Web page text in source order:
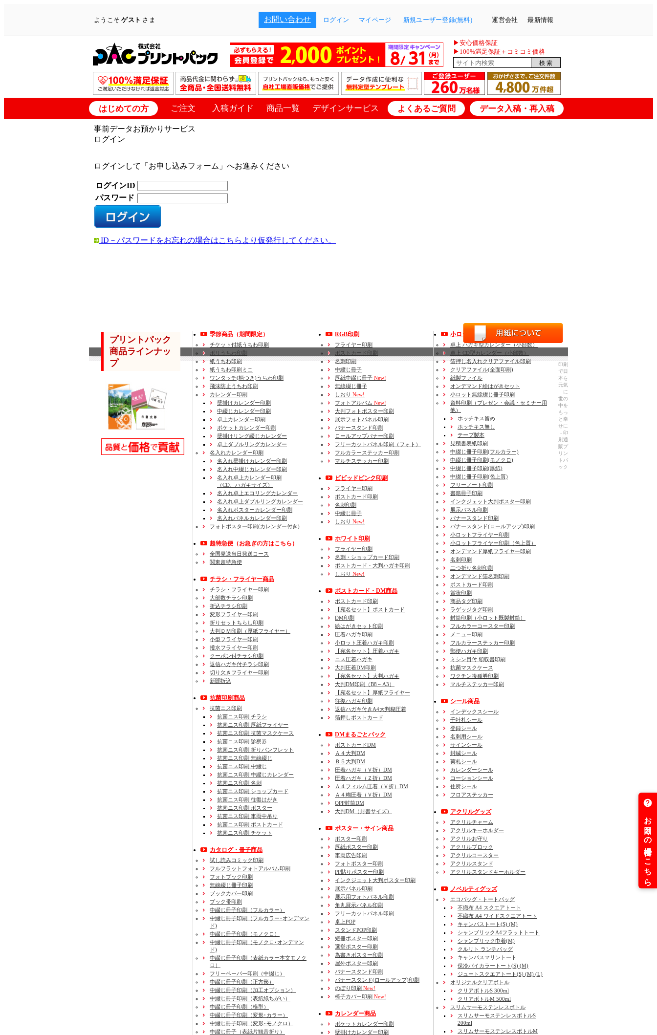
ようこそゲスト さま お問い合わせ ログイン マイページ 新規ユーザー登録(無料) 運営会社 最新情報
▶安心価格保証
▶100%満足保証＋コミコミ価格
はじめての方 ご注文 入稿ガイド 商品一覧 デザインサービス よくあるご質問 データ入稿・再入稿
事前データお預かりサービス
ログイン
ログインして「お申し込みフォーム」へお進みください
ログインID
パスワード
ID－パスワードをお忘れの場合はこちらより仮発行してください。
プリントパック
商品ラインナッ
プ
季節商品（期間限定）
チケット付紙うちわ印刷
ポリうちわ印刷
紙うちわ印刷
紙うちわ印刷ミニ
ワンタッチ(柄つき)うちわ印刷
飛沫防止うちわ印刷
カレンダー印刷
壁掛けカレンダー印刷
中綴じカレンダー印刷
卓上カレンダー印刷
ポケットカレンダー印刷
壁掛けリング綴じカレンダー
卓上ダブルリングカレンダー
名入れカレンダー印刷
名入れ壁掛けカレンダー印刷
名入れ中綴じカレンダー印刷
名入れ卓上カレンダー印刷
（CD、ハガキサイズ）
名入れ卓上エコリングカレンダー
名入れ卓上ダブルリングカレンダー
名入れポスターカレンダー印刷
名入れパネルカレンダー印刷
フォトポスター印刷(カレンダー付き)
超特急便 （お急ぎの方はこちら）
全国発送当日発送コース
関東超特急便
チラシ・フライヤー商品
チラシ・フライヤー印刷
大部数チラシ印刷
折込チラシ印刷
変形フライヤー印刷
折りセットちらし印刷
大判ＤＭ印刷（厚紙フライヤー）
小型フライヤー印刷
撥水フライヤー印刷
クーポン付チラシ印刷
返信ハガキ付チラシ印刷
切り欠きフライヤー印刷
新聞折込
抗菌印刷商品
抗菌ニス印刷
抗菌ニス印刷 チラシ
抗菌ニス印刷 厚紙フライヤー
抗菌ニス印刷 抗菌マスクケース
抗菌ニス印刷 診察券
抗菌ニス印刷 折りパンフレット
抗菌ニス印刷 無線綴じ
抗菌ニス印刷 中綴じ
抗菌ニス印刷 中綴じカレンダー
抗菌ニス印刷 名刺
抗菌ニス印刷 ショップカード
抗菌ニス印刷 往復はがき
抗菌ニス印刷 ポスター
抗菌ニス印刷 車両中吊り
抗菌ニス印刷 ポストカード
抗菌ニス印刷 チケット
カタログ・冊子商品
試し読みコミック印刷
フルフラットフォトアルバム印刷
フォトブック印刷
無線綴じ冊子印刷
ブックカバー印刷
ブック帯印刷
中綴じ冊子印刷（フルカラー）
中綴じ冊子印刷（フルカラー･オンデマン
ド)
中綴じ冊子印刷（モノクロ）
中綴じ冊子印刷（モノクロ･オンデマン
ド)
中綴じ冊子印刷（表紙カラー本文モノク
ロ）
フリーペーパー印刷
（中綴じ）
中綴じ冊子印刷
（正方形）
中綴じ冊子印刷
（加工オプション）
中綴じ冊子印刷
（表紙紙ちがい）
中綴じ冊子印刷
（横型）
中綴じ冊子印刷
（変形･カラー）
中綴じ冊子印刷
（変形･モノクロ）
中綴じ冊子（表紙片観音折り）
RGB印刷
フライヤー印刷
ポストカード印刷
名刺印刷
中綴じ冊子
厚紙中綴じ冊子 New!
無線綴じ冊子
しおり New!
フォトアルバム New!
大判フォトポスター印刷
展示フォトパネル印刷
バナースタンド印刷
ロールアップバナー印刷
フリーカットパネル印刷（フォト）
フルカラーステッカー印刷
マルチステッカー印刷
ビビッドピンク印刷
フライヤー印刷
ポストカード印刷
名刺印刷
中綴じ冊子
しおり New!
ホワイト印刷
フライヤー印刷
名刺・ショップカード印刷
ポストカード・大判ハガキ印刷
しおり New!
ポストカード・DM商品
ポストカード印刷
【宛名セット】ポストカード
DM印刷
絵はがきセット印刷
圧着ハガキ印刷
小ロット圧着ハガキ印刷
【宛名セット】圧着ハガキ
ニス圧着ハガキ
大判圧着DM印刷
【宛名セット】大判ハガキ
大判DM印刷（B8～A3）
【宛名セット】厚紙フライヤー
往復ハガキ印刷
返信ハガキ付きA4大判糊圧着
箔押しポストカード
DMまるごとパック
ポストカードDM
Ａ４大判DM
Ｂ５大判DM
圧着ハガキ（Ｖ折）DM
圧着ハガキ（Ｚ折）DM
Ａ４フィルム圧着（Ｖ折）DM
Ａ４糊圧着（Ｖ折）DM
OPP封筒DM
大判DM（封書サイズ）
ポスター・サイン商品
ポスター印刷
厚紙ポスター印刷
車両広告印刷
フォトポスター印刷
PP貼りポスター印刷
インクジェット大判ポスター印刷
展示パネル印刷
展示用フォトパネル印刷
角丸展示パネル印刷
フリーカットパネル印刷
卓上POP
スタンドPOP印刷
短冊ポスター印刷
選挙ポスター印刷
為書きポスター印刷
屋外ポスター印刷
バナースタンド印刷
バナースタンド(ロールアップ)印刷
のぼり印刷 New!
椅子カバー印刷 New!
カレンダー商品
ポケットカレンダー印刷
壁掛けカレンダー印刷
小ロットオンデマンド商品
卓上 ハガキ型カレンダー（小部数）
卓上 CD型カレンダー（小部数）
箔押し名入れクリアファイル印刷
クリアファイル(全面印刷)
紙製ファイル
オンデマンド絵はがきセット
小ロット無線綴じ冊子印刷
資料印刷
（プレゼン・会議・セミナー用
他）
ホッチキス留め
ホッチキス無し
テープ製本
見積書表紙印刷
中綴じ冊子印刷(フルカラー)
中綴じ冊子印刷(モノクロ)
中綴じ冊子印刷(厚紙)
中綴じ冊子印刷(色上質)
フリーノート印刷
書籍冊子印刷
インクジェット大判ポスター印刷
展示パネル印刷
バナースタンド印刷
バナースタンド(ロールアップ)印刷
小ロットフライヤー印刷
小ロットフライヤー印刷（色上質）
オンデマンド厚紙フライヤー印刷
名刺印刷
二つ折り名刺印刷
オンデマンド箔名刺印刷
ポストカード印刷
賞状印刷
商品タグ印刷
ラゲッジタグ印刷
封筒印刷
（小ロット既製封筒）
フルカラーコースター印刷
メニュー印刷
フルカラーステッカー印刷
郵便ハガキ印刷
ミシン目付 領収書印刷
抗菌マスクケース
ワクチン接種券印刷
マルチステッカー印刷
シール商品
インデックスシール
千社札シール
登録シール
名刺用シール
サインシール
封緘シール
荷札シール
カレンダーシール
コーションシール
住所シール
フロアステッカー
アクリルグッズ
アクリルチャーム
アクリルキーホルダー
アクリルお守り
アクリルブロック
アクリルコースター
アクリルスタンド
アクリルスタンドキーホルダー
ノベルティグッズ
エコバッグ・トートバッグ
不織布 A4 スクエアトート
不織布 A4 ワイドスクエアトート
キャンバストート(S) (M)
シャンブリックA4フラットトート
シャンブリック巾着(M)
クルリト ランチバッグ
キャンバスマリントート
保冷バイカラートート(S) (M)
ジュートスクエアトート(S) (M) (L)
オリジナルクリアボトル
クリアボトルS 300ml
クリアボトルM 500ml
スリムサーモステンレスボトル
スリムサーモステンレスボトルS
200ml
スリムサーモステンレスボトルM
印刷
で日
本を
元気
に
世の
中を
もっ
と幸
せに
- 印
刷通
販プ
リン
トパ
ック